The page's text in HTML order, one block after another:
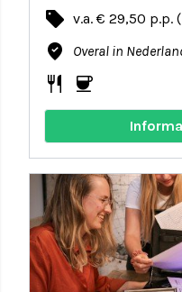
local_offer v.a. € 29,50 p.p.
where_to_vote Overal in
restaurant coffee